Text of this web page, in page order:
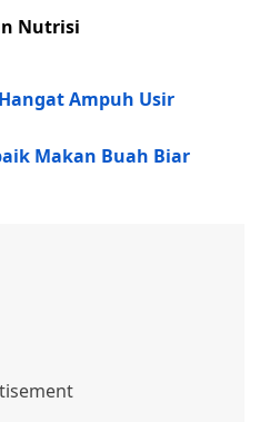
Nutrisi
Ampuh Usir
Makan Buah Biar